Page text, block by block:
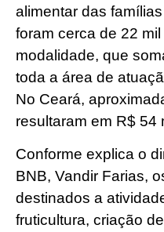
alimentar das
foram cerca de 22
modalidade, que
toda a área de
No Ceará,
resultaram em R$ 54
Conforme explica o
BNB, Vandir Farias,
destinados a
fruticultura, criação